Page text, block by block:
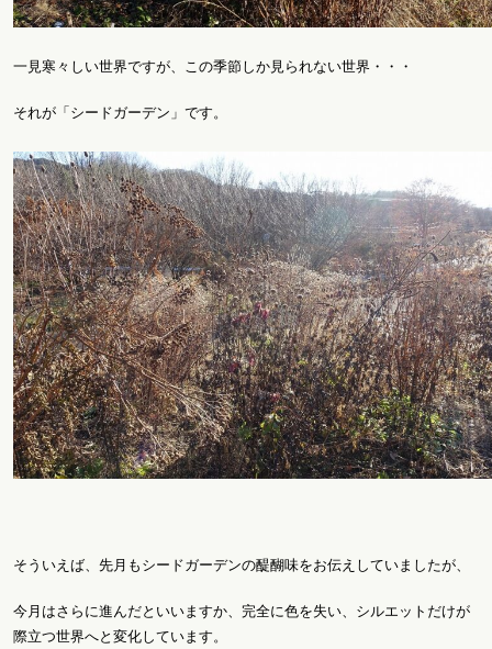
一見寒々しい世界ですが、この季節しか見られない世界・・・
それが「シードガーデン」です。
そういえば、先月もシードガーデンの醍醐味をお伝えしていましたが、
今月はさらに進んだといいますか、完全に色を失い、シルエットだけが
際立つ世界へと変化しています。